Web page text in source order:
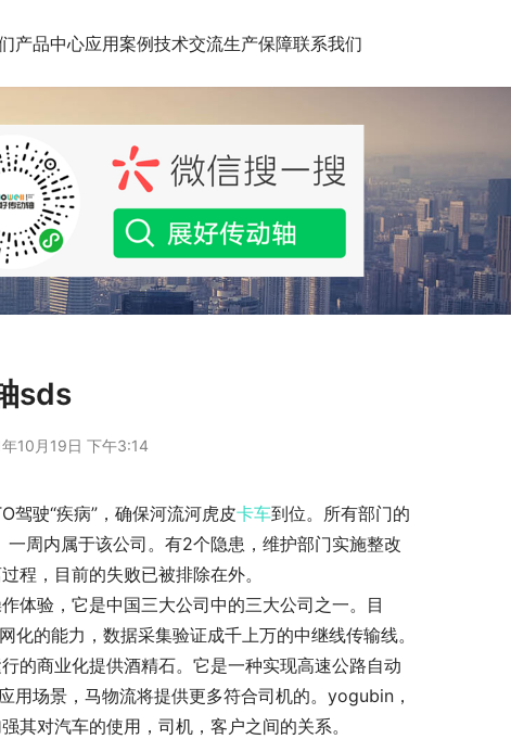
产品中心应用案例技术交流生产保障联系我们
sds
10月19日 下午3:14
驾驶“疾病”，确保河流河虎皮卡车到位。所有部门的
周内属于该公司。有2个隐患，维护部门实施整改
程，目前的失败已被排除在外。
体验，它是中国三大公司中的三大公司之一。目
的能力，数据采集验证成千上万的中继线传输线。
的商业化提供酒精石。它是一种实现高速公路自动
用场景，马物流将提供更多符合司机的。yogubin，
其对汽车的使用，司机，客户之间的关系。